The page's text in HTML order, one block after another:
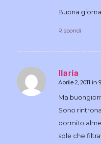
Buona
Rispondi
Ilaria
dice:
Aprile 2, 2011 in
Ma
Sono
dormito
sole che